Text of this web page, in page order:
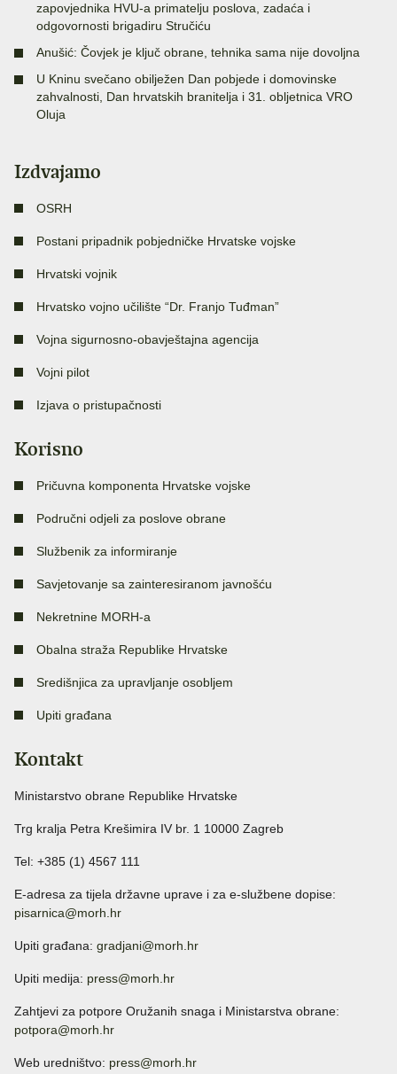
zapovjednika HVU-a primatelju poslova, zadaća i
odgovornosti brigadiru Stručiću
Anušić: Čovjek je ključ obrane, tehnika sama nije dovoljna
U Kninu svečano obilježen Dan pobjede i domovinske
zahvalnosti, Dan hrvatskih branitelja i 31. obljetnica VRO
Oluja
Izdvajamo
OSRH
Postani pripadnik pobjedničke Hrvatske vojske
Hrvatski vojnik
Hrvatsko vojno učilište “Dr. Franjo Tuđman”
Vojna sigurnosno-obavještajna agencija
Vojni pilot
Izjava o pristupačnosti
Korisno
Pričuvna komponenta Hrvatske vojske
Područni odjeli za poslove obrane
Službenik za informiranje
Savjetovanje sa zainteresiranom javnošću
Nekretnine MORH-a
Obalna straža Republike Hrvatske
Središnjica za upravljanje osobljem
Upiti građana
Kontakt
Ministarstvo obrane Republike Hrvatske
Trg kralja Petra Krešimira IV br. 1 10000 Zagreb
Tel: +385 (1) 4567 111
E-adresa za tijela državne uprave i za e-službene dopise:
pisarnica@morh.hr
Upiti građana: gradjani@morh.hr
Upiti medija: press@morh.hr
Zahtjevi za potpore Oružanih snaga i Ministarstva obrane:
potpora@morh.hr
Web uredništvo: press@morh.hr